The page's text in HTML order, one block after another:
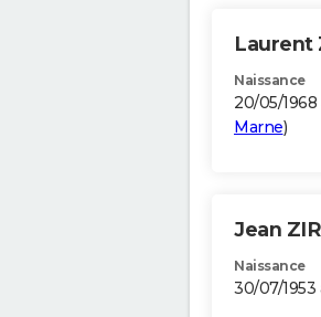
Laurent
Naissance
20/05/1968
Marne)
Jean
Naissance
30/07/1953